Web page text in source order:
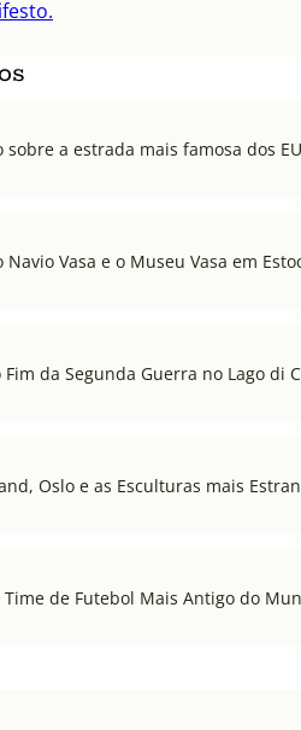
sobre a estrada mais famosa dos
Navio Vasa e o Museu Vasa em
da Segunda Guerra no Lago di
Oslo e as Esculturas mais
de Futebol Mais Antigo do